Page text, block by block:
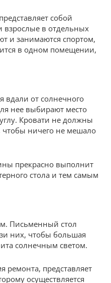
собой
взрослые в отдельных
и занимаются спортом,
в одном помещении,
вдали от солнечного
нее выбирают место
Кровати не должны
чтобы ничего не мешало
прекрасно выполнит
стола и тем самым
Письменный стол
них, чтобы большая
солнечным светом.
ремонта, представляет
осуществляется